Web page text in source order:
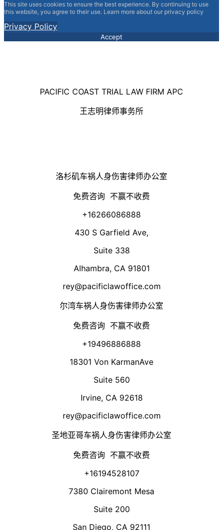
This site uses cookies to ensure the best experience. By continuing to use
this website, you agree to their use. Learn more about our privacy policy
Privacy Policy
Accept
PACIFIC COAST TRIAL LAW FIRM APC
王志明律师事务所
洛杉矶车祸人身伤害律师办公室
免费咨询 不赢不收费
+16266086888
430 S Garfield Ave,
Suite 338
Alhambra, CA 91801
rey@pacificlawoffice.com
尔湾车祸人身伤害律师办公室
免费咨询 不赢不收费
+19496886888
18301 Von KarmanAve
Suite 560
Irvine, CA 92618
rey@pacificlawoffice.com
圣地亚哥车祸人身伤害律师办公室
免费咨询 不赢不收费
+16194528107
7380 Clairemont Mesa
Suite 200
San Diego, CA 92111